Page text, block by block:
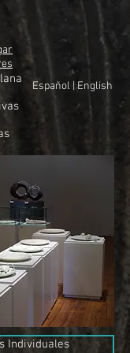
Español |English
Individuales